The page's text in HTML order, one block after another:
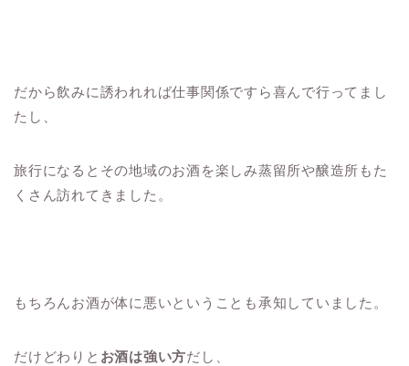
だから飲みに誘われれば仕事関係ですら喜んで行ってまし
たし、
旅行になるとその地域のお酒を楽しみ蒸留所や醸造所もた
くさん訪れてきました。
もちろんお酒が体に悪いということも承知していました。
だけどわりと お酒は強い方だし、